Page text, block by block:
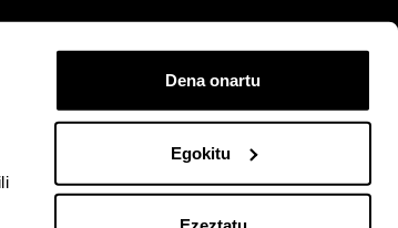
Dena onartu
Egokitu
Laguntza Kontaktua
en
EHU Instagram-enEHU Youtube-enEHU Vimeo-enEHU Flickr-en